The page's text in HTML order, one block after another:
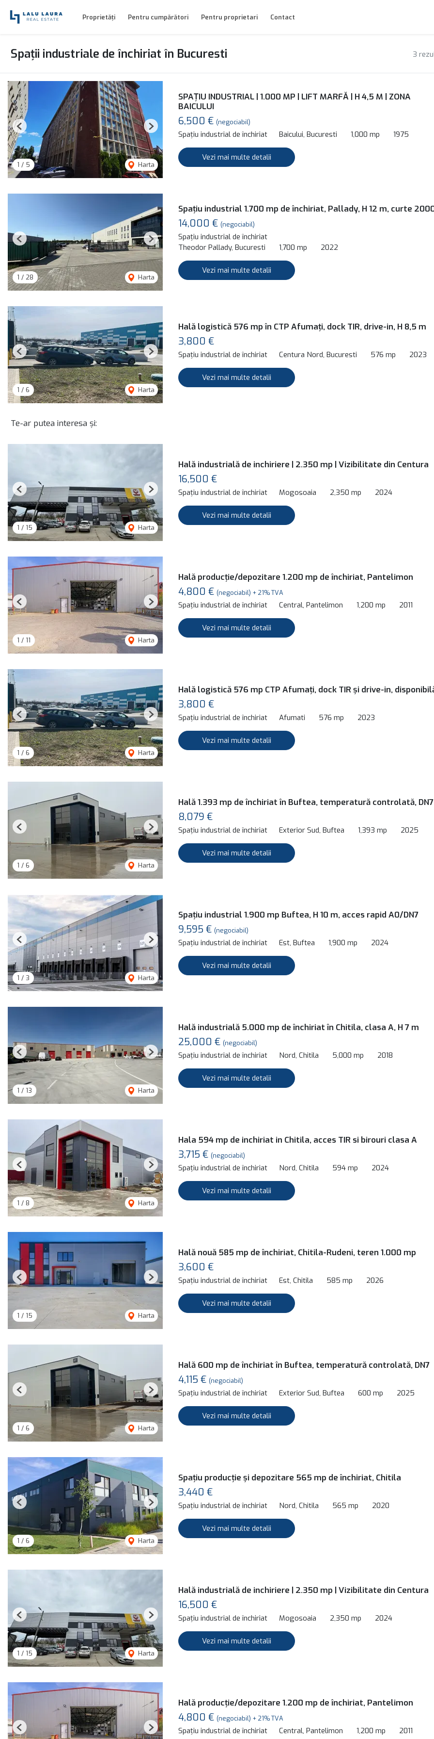
Proprietăți Pentru cumpărători Pentru proprietari Contact
3
Spații industriale de închiriat în Bucuresti
1 / 5 Harta
Previous Next
SPAȚIU INDUSTRIAL | 1.000 MP | LIFT MARFĂ | H 4,5 M | ZONA
BAICULUI
6,500 € (negociabil)
Spațiu industrial de închiriat Baicului, Bucuresti 1,000 mp 1975
Vezi mai multe detalii
1 / 28 Harta
Previous Next
Spațiu industrial 1.700 mp de închiriat, Pallady, H 12 m, curte
14,000 € (negociabil)
Spațiu industrial de închiriat
Theodor Pallady, Bucuresti
1,700 mp 2022
Vezi mai multe detalii
1 / 6 Harta
Previous Next
Hală logistică 576 mp în CTP Afumați, dock TIR, drive-in, H 8,5 m
3,800 €
Spațiu industrial de închiriat Centura Nord, Bucuresti 576 mp 2023
Vezi mai multe detalii
Te-ar putea interesa și:
1 / 15 Harta
Previous Next
Hală industrială de inchiriere | 2.350 mp | Vizibilitate din Centura
16,500 €
Spațiu industrial de închiriat Mogosoaia 2,350 mp 2024
Vezi mai multe detalii
1 / 11 Harta
Previous Next
Hală producție/depozitare 1.200 mp de închiriat, Pantelimon
4,800 € (negociabil) + 21% TVA
Spațiu industrial de închiriat Central, Pantelimon 1,200 mp 2011
Vezi mai multe detalii
1 / 6 Harta
Previous Next
Hală logistică 576 mp CTP Afumați, dock TIR și drive-in,
3,800 €
Spațiu industrial de închiriat Afumati 576 mp 2023
Vezi mai multe detalii
1 / 6 Harta
Previous Next
Hală 1.393 mp de închiriat în Buftea, temperatură controlată, DN7
8,079 €
Spațiu industrial de închiriat Exterior Sud, Buftea 1,393 mp 2025
Vezi mai multe detalii
1 / 3 Harta
Previous Next
Spațiu industrial 1.900 mp Buftea, H 10 m, acces rapid A0/DN7
9,595 € (negociabil)
Spațiu industrial de închiriat Est, Buftea 1,900 mp 2024
Vezi mai multe detalii
1 / 13 Harta
Previous Next
Hală industrială 5.000 mp de închiriat în Chitila, clasa A, H 7 m
25,000 € (negociabil)
Spațiu industrial de închiriat Nord, Chitila 5,000 mp 2018
Vezi mai multe detalii
1 / 8 Harta
Previous Next
Hala 594 mp de inchiriat in Chitila, acces TIR si birouri clasa A
3,715 € (negociabil)
Spațiu industrial de închiriat Nord, Chitila 594 mp 2024
Vezi mai multe detalii
1 / 15 Harta
Previous Next
Hală nouă 585 mp de închiriat, Chitila-Rudeni, teren 1.000 mp
3,600 €
Spațiu industrial de închiriat Est, Chitila 585 mp 2026
Vezi mai multe detalii
1 / 6 Harta
Previous Next
Hală 600 mp de închiriat în Buftea, temperatură controlată, DN7
4,115 € (negociabil)
Spațiu industrial de închiriat Exterior Sud, Buftea 600 mp 2025
Vezi mai multe detalii
1 / 6 Harta
Previous Next
Spațiu producție și depozitare 565 mp de închiriat, Chitila
3,440 €
Spațiu industrial de închiriat Nord, Chitila 565 mp 2020
Vezi mai multe detalii
1 / 15 Harta
Previous Next
Hală industrială de inchiriere | 2.350 mp | Vizibilitate din Centura
16,500 €
Spațiu industrial de închiriat Mogosoaia 2,350 mp 2024
Vezi mai multe detalii
Previous Next
Hală producție/depozitare 1.200 mp de închiriat, Pantelimon
4,800 € (negociabil) + 21% TVA
Spațiu industrial de închiriat Central, Pantelimon 1,200 mp 2011